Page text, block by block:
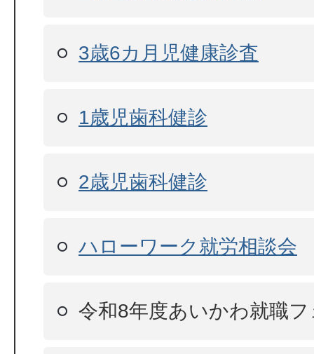
3歳6カ月児健康診査
1歳児歯科健診
2歳児歯科健診
ハローワーク就労相談会
令和8年度あいかわ就職